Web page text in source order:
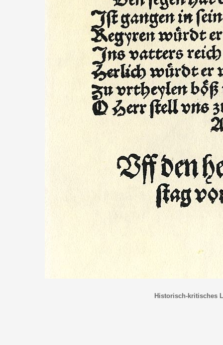
Historisch-kritisches